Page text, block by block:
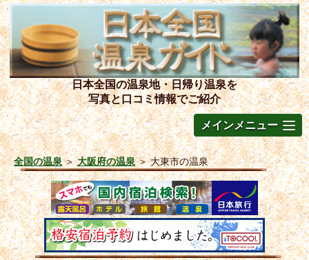
日本全国の温泉地・日帰り温泉を
写真と口コミ情報でご紹介
メインメニュー
全国の温泉＞大阪府の温泉＞大東市の温泉